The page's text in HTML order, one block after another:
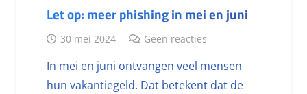
Let op: meer phishing in mei en juni
30 mei 2024 Geen reacties
In mei en juni ontvangen veel mensen
hun vakantiegeld. Dat betekent dat de